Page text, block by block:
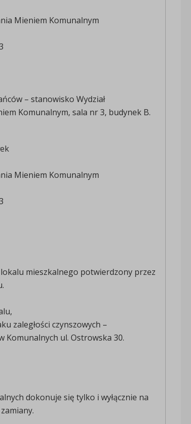
Mieniem Komunalnym
– stanowisko Wydział
Komunalnym, sala nr 3, budynek B.
Mieniem Komunalnym
mieszkalnego potwierdzony przez
zaległości czynszowych –
Komunalnych ul. Ostrowska 30.
dokonuje się tylko i wyłącznie na